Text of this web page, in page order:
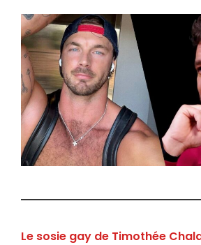
Le sosie gay de Timothée